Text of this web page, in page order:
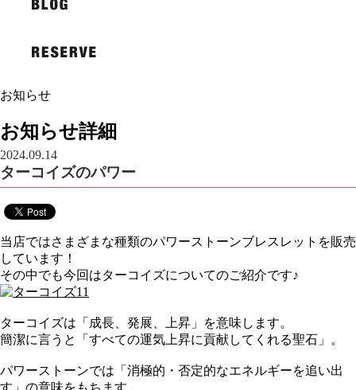
お知らせ
お知らせ詳細
2024.09.14
ターコイズのパワー
当店ではさまざまな種類のパワーストーンブレスレットを販売
しています！
その中でも今回はターコイズについてのご紹介です♪
ターコイズは「成長、発展、上昇」を意味します。
簡潔に言うと「すべての運気上昇に貢献してくれる聖石」。
パワーストーンでは「消極的・否定的なエネルギーを追い出
す」の意味をもちます。